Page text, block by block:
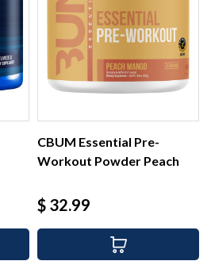
CBUM Essential Pre-
Workout Powder Peach
Precio
$ 32.99